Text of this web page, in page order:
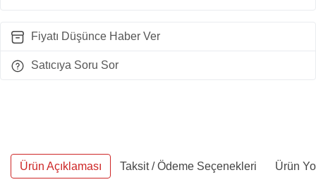
Fiyatı Düşünce Haber Ver
Satıcıya Soru Sor
Ürün Açıklaması Taksit / Ödeme Seçenekleri Ürün